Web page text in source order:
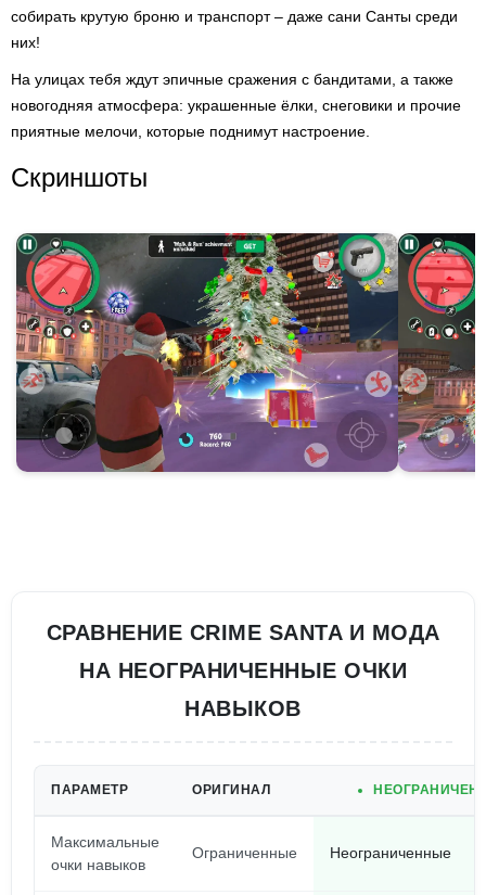
собирать крутую броню и транспорт – даже сани Санты среди
них!
На улицах тебя ждут эпичные сражения с бандитами, а также
новогодняя атмосфера: украшенные ёлки, снеговики и прочие
приятные мелочи, которые поднимут настроение.
Скриншоты
СРАВНЕНИЕ CRIME SANTA И МОДА
НА НЕОГРАНИЧЕННЫЕ ОЧКИ
НАВЫКОВ
ПАРАМЕТР ОРИГИНАЛ
Максимальные
очки навыков
Ограниченные Неограниченные